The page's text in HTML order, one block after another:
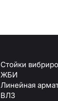
Стойки
ЖБИ
Линейная
Траверсы